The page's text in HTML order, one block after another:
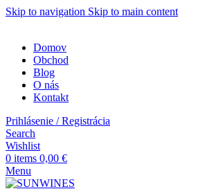
Skip to navigation Skip to main content
Domov
Obchod
Blog
O nás
Kontakt
Prihlásenie / Registrácia
Search
Wishlist
0 items 0,00 €
Menu